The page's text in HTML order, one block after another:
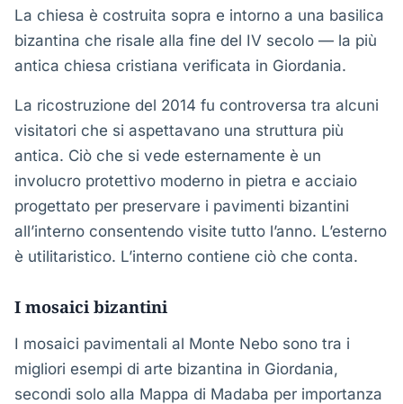
La chiesa è costruita sopra e intorno a una basilica
bizantina che risale alla fine del IV secolo — la più
antica chiesa cristiana verificata in Giordania.
La ricostruzione del 2014 fu controversa tra alcuni
visitatori che si aspettavano una struttura più
antica. Ciò che si vede esternamente è un
involucro protettivo moderno in pietra e acciaio
progettato per preservare i pavimenti bizantini
all’interno consentendo visite tutto l’anno. L’esterno
è utilitaristico. L’interno contiene ciò che conta.
I mosaici bizantini
I mosaici pavimentali al Monte Nebo sono tra i
migliori esempi di arte bizantina in Giordania,
secondi solo alla Mappa di Madaba per importanza